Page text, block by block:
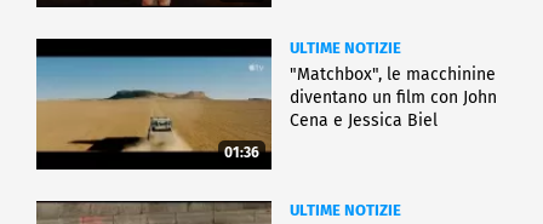
01:36
ULTIME NOTIZIE
"Matchbox", le macchinine
diventano un film con John
Cena e Jessica Biel
ULTIME NOTIZIE